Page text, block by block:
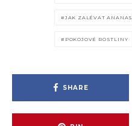
JAK ZALÉVAT ANANAS
POKOJOVÉ ROSTLINY
SHARE